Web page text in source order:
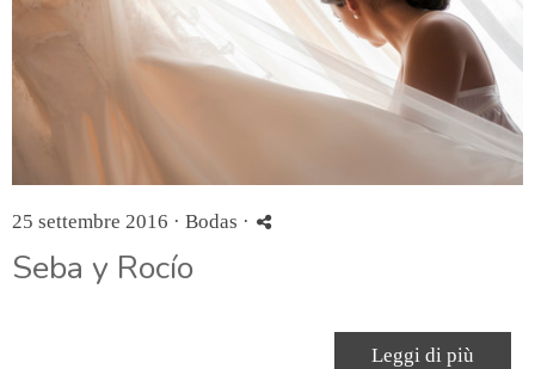
25 settembre 2016 · Bodas ·
Seba y Rocío
Leggi di più